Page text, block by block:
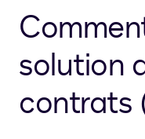
solution
contrats